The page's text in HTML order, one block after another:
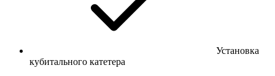
Установка
кубитального катетера